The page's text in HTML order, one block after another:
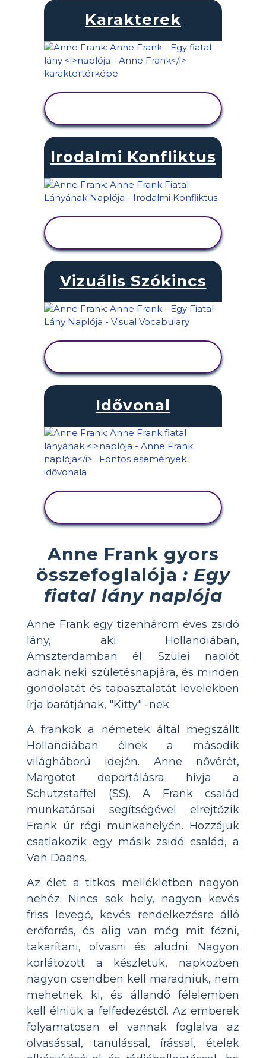
Karakterek
Irodalmi Konfliktus
Vizuális Szókincs
Idővonal
Anne Frank gyors
összefoglalója : Egy
fiatal lány naplója
Anne Frank egy tizenhárom éves zsidó
lány, aki Hollandiában,
Amszterdamban él. Szülei naplót
adnak neki születésnapjára, és minden
gondolatát és tapasztalatát levelekben
írja barátjának, "Kitty" -nek.
A frankok a németek által megszállt
Hollandiában élnek a második
világháború idején. Anne nővérét,
Margotot deportálásra hívja a
Schutzstaffel (SS). A Frank család
munkatársai segítségével elrejtőzik
Frank úr régi munkahelyén. Hozzájuk
csatlakozik egy másik zsidó család, a
Van Daans.
Az élet a titkos mellékletben nagyon
nehéz. Nincs sok hely, nagyon kevés
friss levegő, kevés rendelkezésre álló
erőforrás, és alig van még mit főzni,
takarítani, olvasni és aludni. Nagyon
korlátozott a készletük, napközben
nagyon csendben kell maradniuk, nem
mehetnek ki, és állandó félelemben
kell élniük a felfedezéstől. Az emberek
folyamatosan el vannak foglalva az
olvasással, tanulással, írással, ételek